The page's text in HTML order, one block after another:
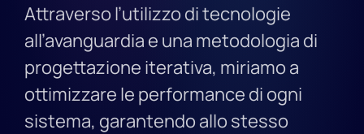
Attraverso l’utilizzo di tecnologie
all’avanguardia e una metodologia di
progettazione iterativa, miriamo a
ottimizzare le performance di ogni
sistema, garantendo allo stesso